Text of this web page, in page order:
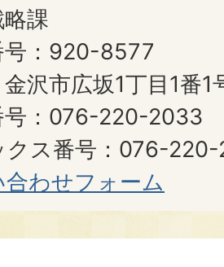
課
号：920-8577
沢市広坂1丁目1番1
号：076-220-2033
クス番号：076-
合わせフォーム